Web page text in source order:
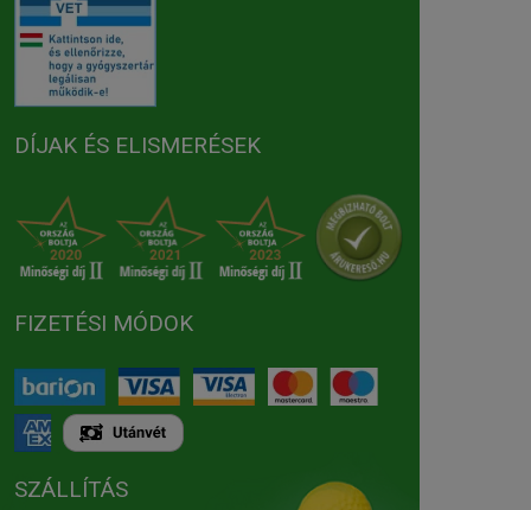
DÍJAK ÉS ELISMERÉSEK
FIZETÉSI MÓDOK
SZÁLLÍTÁS